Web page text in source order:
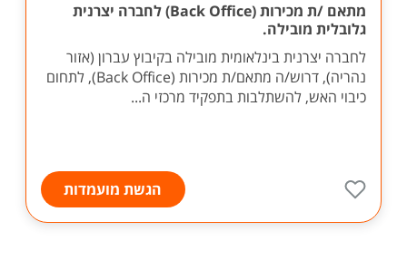
מתאם /ת מכירות (Back Office) לחברה יצרנית
גלובלית מובילה.
לחברה יצרנית בינלאומית מובילה בקיבוץ עברון (אזור
נהריה), דרוש/ה מתאם/ת מכירות (Back Office), לתחום
כיבוי האש, להשתלבות בתפקיד מרכזי ה...
הגשת מועמדות